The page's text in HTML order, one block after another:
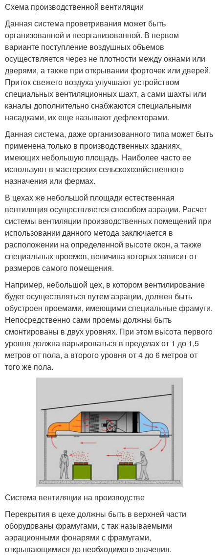
Схема производственной вентиляции
Данная система проветривания может быть
организованной и неорганизованной. В первом
варианте поступление воздушных объемов
осуществляется через не плотности между окнами или
дверями, а также при открывании форточек или дверей.
Приток свежего воздуха улучшают устройством
специальных вентиляционных шахт, а сами шахты или
каналы дополнительно снабжаются специальными
насадками, их еще называют дефлекторами.
Данная система, даже организованного типа может быть
применена только в производственных зданиях,
имеющих небольшую площадь. Наиболее часто ее
используют в мастерских сельскохозяйственного
назначения или фермах.
В цехах же небольшой площади естественная
вентиляция осуществляется способом аэрации. Расчет
системы вентиляции производственных помещений при
использовании данного метода заключается в
расположении на определенной высоте окон, а также
специальных проемов, величина которых зависит от
размеров самого помещения.
Например, небольшой цех, в котором вентилирование
будет осуществляться путем аэрации, должен быть
обустроен проемами, имеющими специальные фрамуги.
Непосредственно сами проемы должны быть
смонтированы в двух уровнях. При этом высота первого
уровня должна варьироваться в пределах от 1 до 1,5
метров от пола, а второго уровня от 4 до 6 метров от
того же пола.
Система вентиляции на производстве
Перекрытия в цехе должны быть в верхней части
оборудованы фрамугами, с так называемыми
аэрационными фонарями с фрамугами,
открывающимися до необходимого значения.